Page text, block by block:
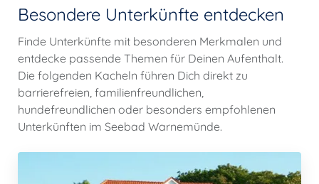
Besondere Unterkünfte entdecken
Finde Unterkünfte mit besonderen Merkmalen und
entdecke passende Themen für Deinen Aufenthalt.
Die folgenden Kacheln führen Dich direkt zu
barrierefreien, familienfreundlichen,
hundefreundlichen oder besonders empfohlenen
Unterkünften im Seebad Warnemünde.